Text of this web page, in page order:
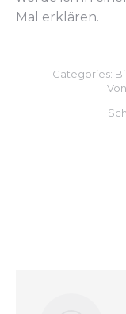
Mal erklären.
Categories:
Von